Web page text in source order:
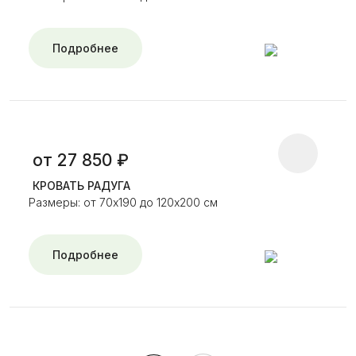
Подробнее
от 27 850 ₽
КРОВАТЬ РАДУГА
Размеры: от 70х190 до 120х200 см
Подробнее